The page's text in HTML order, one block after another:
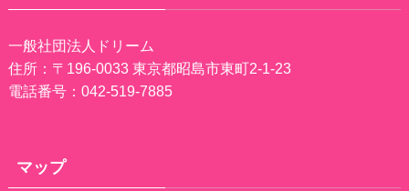
一般社団法人ドリーム
住所：〒196-0033 東京都昭島市東町2-1-23
電話番号：042-519-7885
マップ